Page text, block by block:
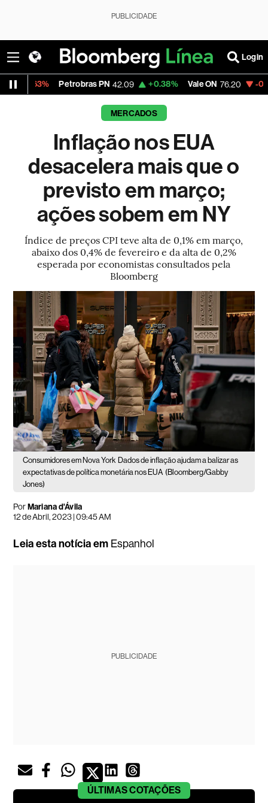
PUBLICIDADE
Login
Petrobras PN 42.09 +0.38% Vale ON 76.20 -0.60% Itaú
MERCADOS
Inflação nos EUA
desacelera mais que o
previsto em março;
ações sobem em NY
Índice de preços CPI teve alta de 0,1% em março,
abaixo dos 0,4% de fevereiro e da alta de 0,2%
esperada por economistas consultados pela
Bloomberg
Consumidores em Nova York Dados de inflação ajudam a balizar as
expectativas de política monetária nos EUA (Bloomberg/Gabby
Jones)
PorMariana d'Ávila
12 de Abril, 2023 | 09:45 AM
Leia esta notícia em Espanhol
PUBLICIDADE
ÚLTIMASCOTAÇÕES